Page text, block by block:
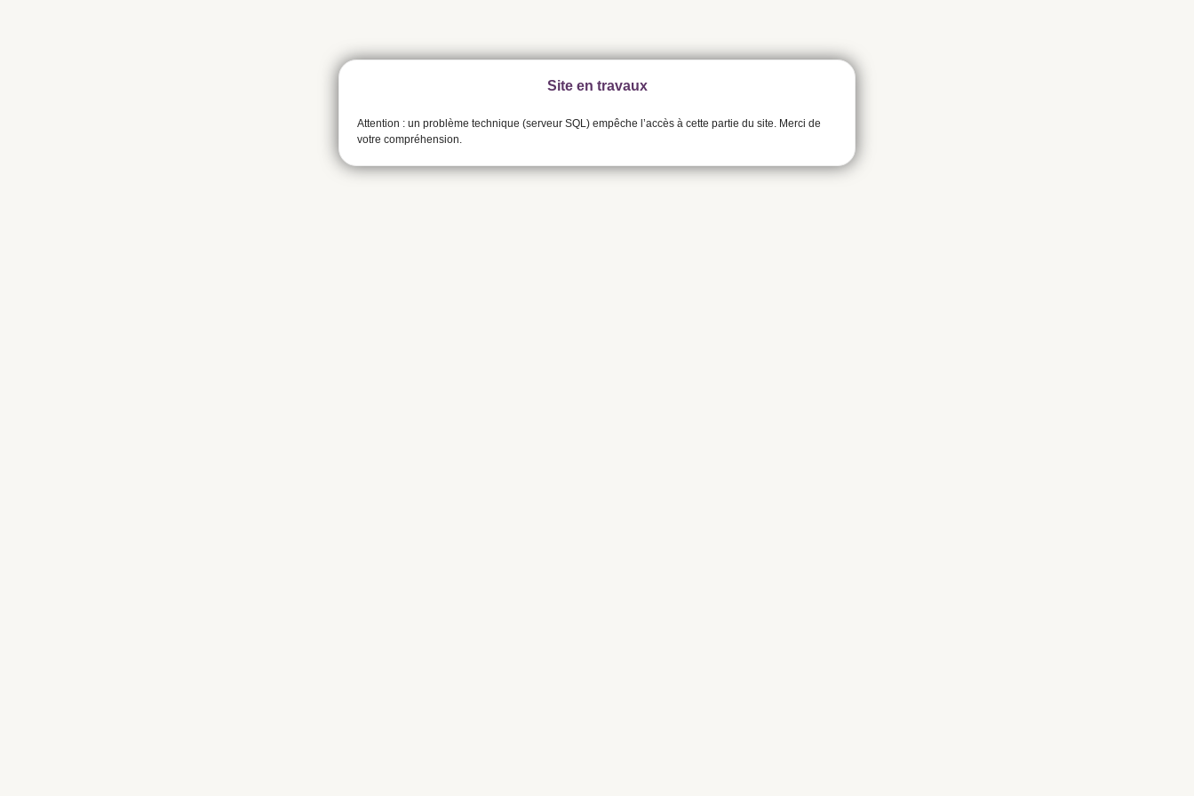
Site en travaux
Attention : un problème technique (serveur SQL) empêche l’accès à cette partie du site. Merci de
votre compréhension.